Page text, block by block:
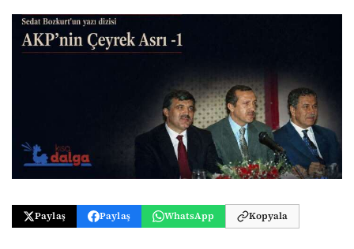
Paylaş Paylaş WhatsApp Kopyala